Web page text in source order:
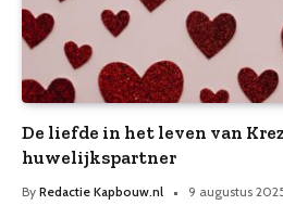
De liefde in het leven van
huwelijkspartner
By Redactie Kapbouw.nl 9 augustus